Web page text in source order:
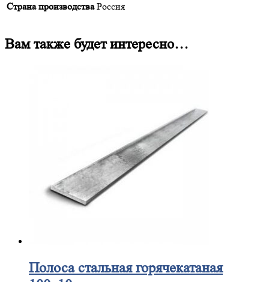
Страна производства Россия
Вам также будет интересно…
Полосастальная горячекатаная